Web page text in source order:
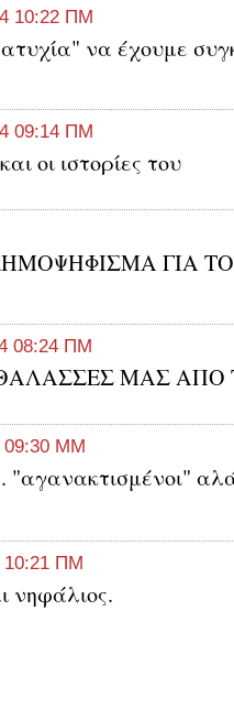
10:22 ΠΜ
να έχουμε
09:14 ΠΜ
οι ιστορίες του
ΓΙΑ
08:24 ΠΜ
ΜΑΣ ΑΠΟ
09:30 ΜΜ
"αγανακτισμένοι"
10:21 ΠΜ
νηφάλιος.